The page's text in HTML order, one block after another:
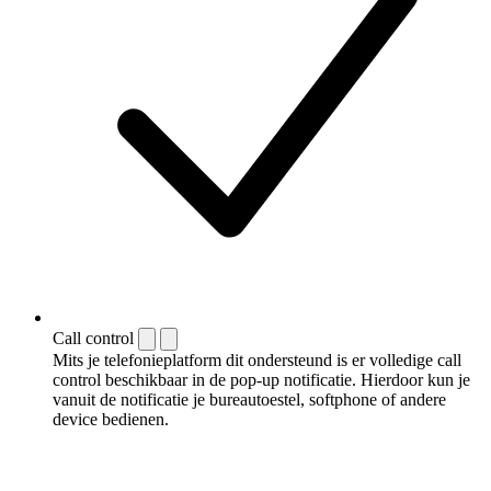
Call control
Mits je telefonieplatform dit ondersteund is er volledige call
control beschikbaar in de pop-up notificatie. Hierdoor kun je
vanuit de notificatie je bureautoestel, softphone of andere
device bedienen.